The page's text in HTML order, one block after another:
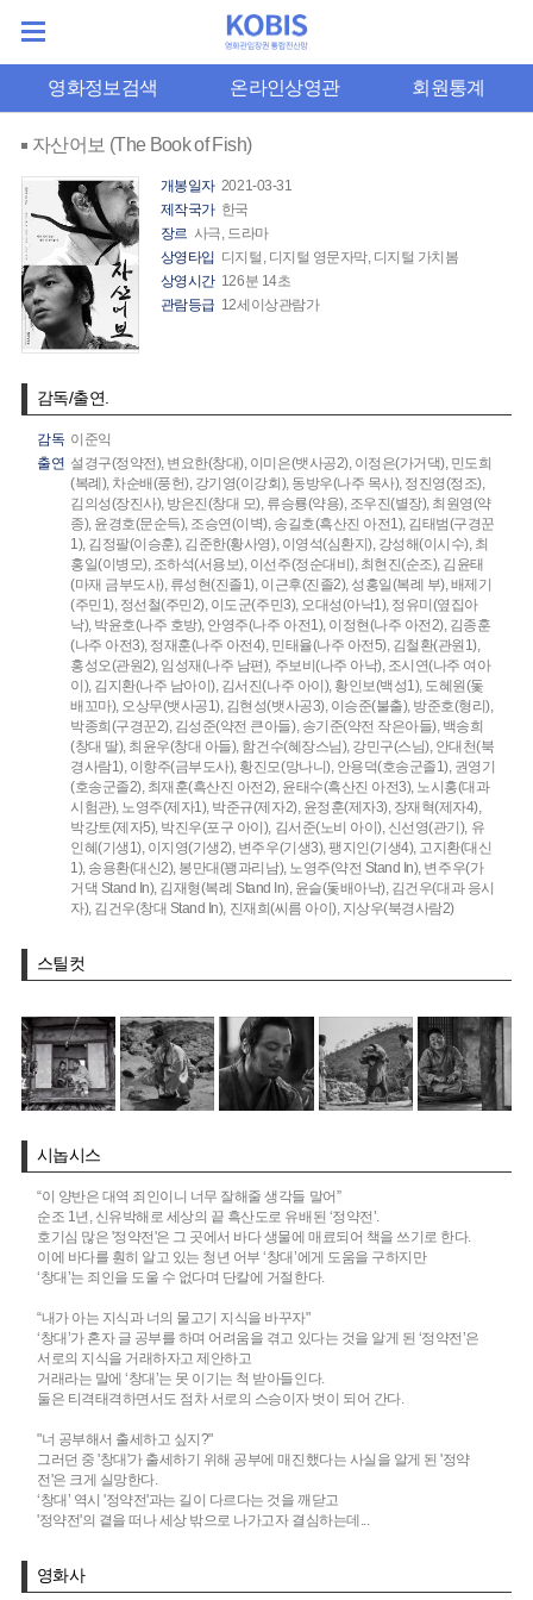
영화정보검색 온라인상영관 회원통계
자산어보 (The Book of Fish)
개봉일자 2021-03-31
제작국가 한국
장르 사극, 드라마
상영타입 디지털, 디지털 영문자막, 디지털 가치봄
상영시간 126분 14초
관람등급 12세이상관람가
감독/출연.
감독 이준익
출연 설경구(정약전), 변요한(창대), 이미은(뱃사공2), 이정은(가거댁), 민도희
(복례), 차순배(풍헌), 강기영(이강회), 동방우(나주 목사), 정진영(정조),
김의성(장진사), 방은진(창대 모), 류승룡(약용), 조우진(별장), 최원영(약
종), 윤경호(문순득), 조승연(이벽), 송길호(흑산진 아전1), 김태범(구경꾼
1), 김정팔(이승훈), 김준한(황사영), 이영석(심환지), 강성해(이시수), 최
홍일(이병모), 조하석(서용보), 이선주(정순대비), 최현진(순조), 김윤태
(마재 금부도사), 류성현(진졸1), 이근후(진졸2), 성홍일(복례 부),배제기
(주민1), 정선철(주민2), 이도군(주민3), 오대성(아낙1), 정유미(옆집아
낙), 박윤호(나주 호방), 안영주(나주 아전1), 이정현(나주 아전2), 김종훈
(나주 아전3), 정재훈(나주 아전4), 민태율(나주 아전5), 김철환(관원1),
홍성오(관원2), 임성재(나주 남편), 주보비(나주 아낙), 조시연(나주 여아
이), 김지환(나주 남아이), 김서진(나주 아이), 황인보(백성1), 도혜원(돛
배꼬마), 오상무(뱃사공1), 김현성(뱃사공3), 이승준(불출), 방준호(형리),
박종희(구경꾼2), 김성준(약전 큰아들), 송기준(약전 작은아들), 백송희
(창대 딸), 최윤우(창대 아들), 함건수(혜장스님), 강민구(스님), 안대천(북
경사람1), 이향주(금부도사), 황진모(망나니), 안용덕(호송군졸1), 권영기
(호송군졸2), 최재훈(흑산진 아전2), 윤태수(흑산진 아전3), 노시홍(대과
시험관), 노영주(제자1), 박준규(제자2), 윤정훈(제자3), 장재혁(제자4),
박강토(제자5), 박진우(포구 아이), 김서준(노비 아이), 신선영(관기), 유
인혜(기생1), 이지영(기생2), 변주우(기생3),팽지인(기생4), 고지환(대신
1), 송용환(대신2), 봉만대(꽹과리남), 노영주(약전 Stand In), 변주우(가
거댁 Stand In), 김재형(복례 Stand In), 윤슬(돛배아낙), 김건우(대과 응시
자), 김건우(창대 Stand In), 진재희(씨름 아이), 지상우(북경사람2)
스틸컷
시놉시스
“이 양반은 대역 죄인이니 너무 잘해줄 생각들 말어”
순조 1년, 신유박해로 세상의 끝 흑산도로 유배된 ‘정약전’.
호기심 많은 '정약전'은 그 곳에서 바다 생물에 매료되어 책을 쓰기로 한다.
이에 바다를 훤히 알고 있는 청년 어부 ‘창대’에게 도움을 구하지만
‘창대’는 죄인을 도울 수 없다며 단칼에 거절한다.
“내가 아는 지식과 너의 물고기 지식을 바꾸자"
‘창대’가 혼자 글 공부를 하며 어려움을 겪고 있다는 것을 알게 된 ‘정약전’은
서로의 지식을 거래하자고 제안하고
거래라는 말에 ‘창대’는 못 이기는 척 받아들인다.
둘은 티격태격하면서도 점차 서로의 스승이자 벗이 되어 간다.
"너 공부해서 출세하고 싶지?"
그러던 중 '창대'가 출세하기 위해 공부에 매진했다는 사실을 알게 된 '정약
전'은 크게 실망한다.
‘창대’ 역시 '정약전'과는 길이 다르다는 것을 깨닫고
'정약전'의 곁을 떠나 세상 밖으로 나가고자 결심하는데...
영화사